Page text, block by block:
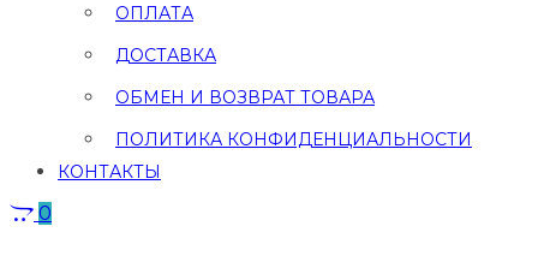
ОПЛАТА
ДОСТАВКА
ОБМЕН И ВОЗВРАТ ТОВАРА
ПОЛИТИКА КОНФИДЕНЦИАЛЬНОСТИ
КОНТАКТЫ
0